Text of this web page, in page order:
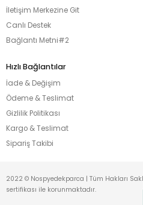
İletişim Merkezine Git
Canlı Destek
Bağlantı Metni#2
Hızlı Bağlantılar
İade & Değişim
Ödeme & Teslimat
Gizlilik Politikası
Kargo & Teslimat
Sipariş Takibi
2022 © Nospyedekparca | Tüm Hakları
sertifikası ile korunmaktadır.